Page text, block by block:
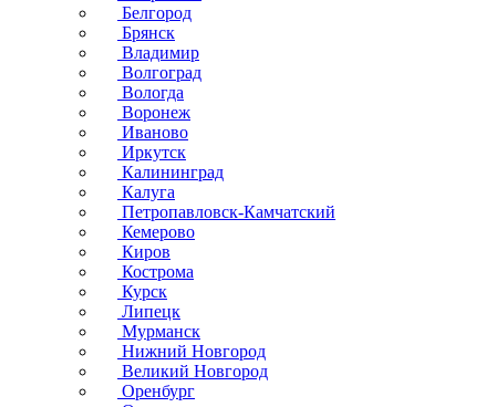
Белгород
Брянск
Владимир
Волгоград
Вологда
Воронеж
Иваново
Иркутск
Калининград
Калуга
Петропавловск-Камчатский
Кемерово
Киров
Кострома
Курск
Липецк
Мурманск
Нижний Новгород
Великий Новгород
Оренбург